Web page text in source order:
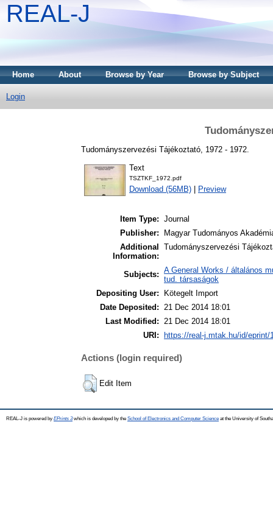
REAL-J
Home About Browse by Year Browse by Subject
Login
Tudományszervezési Tájékoztató, 1972 - 1972.
Text
TSZTKF_1972.pdf
Download (56MB) Preview
Item Type: Journal
Publisher:
Magyar Tudományos
Additional
Information:
Tudományszervezési
Subjects: A General Works / általános
tud. társaságok
Depositing User:
Kötegelt Import
Date Deposited: 21 Dec 2014 18:01
Last Modified: 21 Dec 2014 18:01
URI:
https://real-j.mtak.hu/id/eprint/
Actions (login required)
Edit Item
REAL-J is powered by EPrints 3which is developed by the School of Electronics and Computer Science at the University of